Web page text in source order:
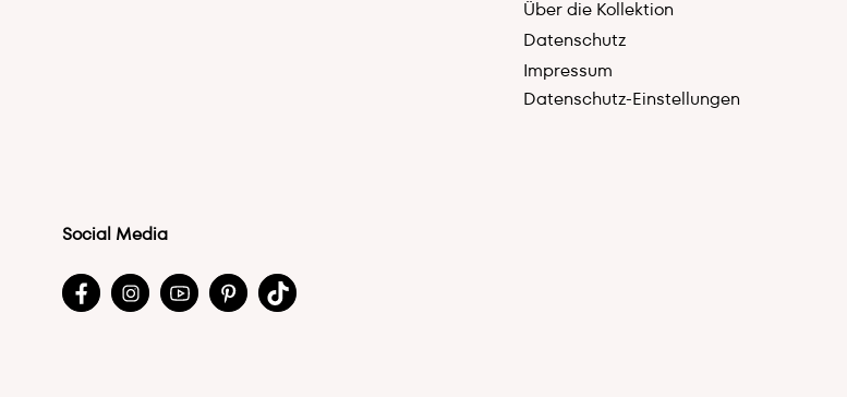
Über die Kollektion
Datenschutz
Impressum
Datenschutz-Einstellungen
Social Media